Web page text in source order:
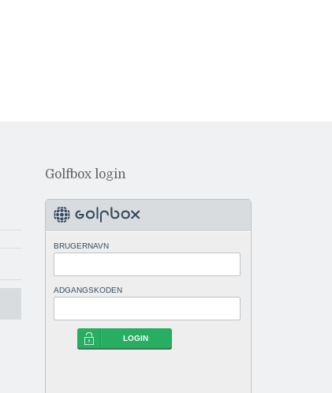
Golfbox login
BRUGERNAVN
ADGANGSKODEN
LOGIN